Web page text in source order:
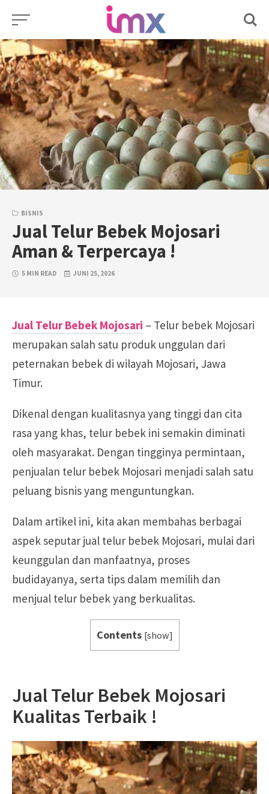
content
BISNIS
Jual Telur Bebek Mojosari
Aman & Terpercaya !
5 MIN READ JUNI 25, 2026
Jual Telur Bebek Mojosari – Telur bebek Mojosari
merupakan salah satu produk unggulan dari
peternakan bebek di wilayah Mojosari, Jawa
Timur.
Dikenal dengan kualitasnya yang tinggi dan cita
rasa yang khas, telur bebek ini semakin diminati
oleh masyarakat. Dengan tingginya permintaan,
penjualan telur bebek Mojosari menjadi salah satu
peluang bisnis yang menguntungkan.
Dalam artikel ini, kita akan membahas berbagai
aspek seputar jual telur bebek Mojosari, mulai dari
keunggulan dan manfaatnya, proses
budidayanya, serta tips dalam memilih dan
menjual telur bebek yang berkualitas.
Contents [show]
Jual Telur Bebek Mojosari
Kualitas Terbaik !